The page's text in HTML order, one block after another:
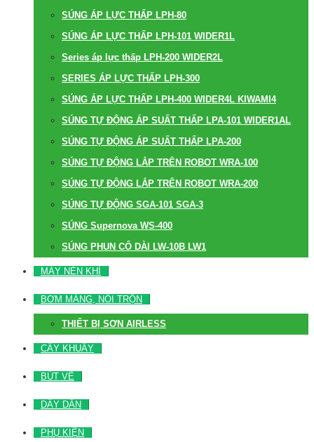
SÚNG ÁP LỰC THẤP LPH-80
SÚNG ÁP LỰC THẤP LPH-101 WIDER1L
Series áp lực thấp LPH-200 WIDER2L
SERIES ÁP LỰC THẤP LPH-300
SÚNG ÁP LỰC THẤP LPH-400 WIDER4L KIWAMI4
SÚNG TỰ ĐỘNG ÁP SUẤT THẤP LPA-101 WIDER1AL
SÚNG TỰ ĐỘNG ÁP SUẤT THẤP LPA-200
SÚNG TỰ ĐỘNG LẮP TRÊN ROBOT WRA-100
SÚNG TỰ ĐỘNG LẮP TRÊN ROBOT WRA-200
SÚNG TỰ ĐỘNG SGA-101 SGA-3
SÚNG Supernova WS-400
SÚNG PHUN CỔ DÀI LW-10B LW1
MÁY NÉN KHÍ
BƠM MÀNG, NỒI TRỘN
THIẾT BỊ SƠN AIRLESS
CÂY KHUẤY
BÚT VẼ
DÂY DẪN
PHỤ KIỆN